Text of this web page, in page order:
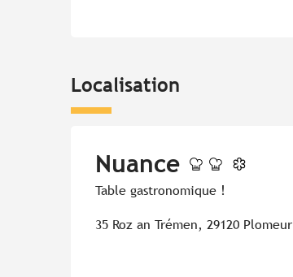
Localisation
Nuance
Table gastronomique !
35 Roz an Trémen, 29120 Plomeur